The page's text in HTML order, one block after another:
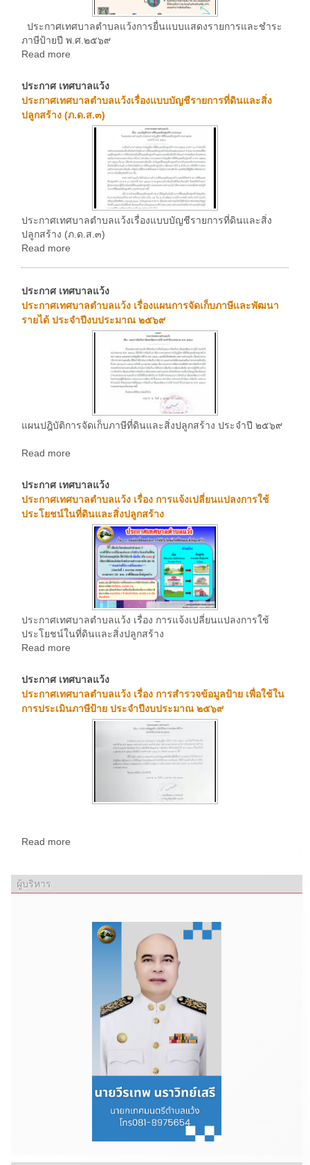
ประกาศเทศบาลตำบลแว้งการยื่นแบบแสดงรายการและชำระ
ภาษีป้ายปี พ.ศ.๒๕๖๙
Read more
ประกาศ เทศบาลแว้ง
ประกาศเทศบาลตำบลแว้งเรื่องแบบบัญชีรายการที่ดินและสิ่ง
ปลูกสร้าง (ภ.ด.ส.๓)
ประกาศเทศบาลตำบลแว้งเรื่องแบบบัญชีรายการที่ดินและสิ่ง
ปลูกสร้าง (ภ.ด.ส.๓)
Read more
ประกาศ เทศบาลแว้ง
ประกาศเทศบาลตำบลแว้ง เรื่องแผนการจัดเก็บภาษีและพัฒนา
รายได้ ประจำปีงบประมาณ ๒๕๖๙
แผนปฎิบัติการจัดเก็บภาษีที่ดินและสิ่งปลูกสร้าง ประจำปี ๒๕๖๙
Read more
ประกาศ เทศบาลแว้ง
ประกาศเทศบาลตำบลแว้ง เรื่อง การแจ้งเปลี่ยนแปลงการใช้
ประโยชน์ในที่ดินและสิ่งปลูกสร้าง
ประกาศเทศบาลตำบลแว้ง เรื่อง การแจ้งเปลี่ยนแปลงการใช้
ประโยชน์ในที่ดินและสิ่งปลูกสร้าง
Read more
ประกาศ เทศบาลแว้ง
ประกาศเทศบาลตำบลแว้ง เรื่อง การสำรวจข้อมูลป้าย เพื่อใช้ใน
การประเมินภาษีป้าย ประจำปีงบประมาณ ๒๕๖๙
Read more
ผู้บริหาร